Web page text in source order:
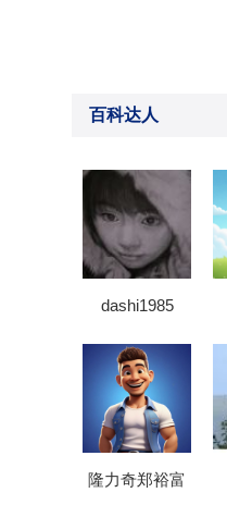
百科达人
dashi1985
隆力奇郑裕富